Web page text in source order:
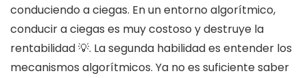
conduciendo a ciegas. En un entorno algorítmico,
conducir a ciegas es muy costoso y destruye la
rentabilidad 💡. La segunda habilidad es entender los
mecanismos algorítmicos. Ya no es suficiente saber